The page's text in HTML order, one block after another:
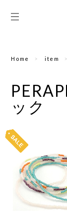
Home item
ック